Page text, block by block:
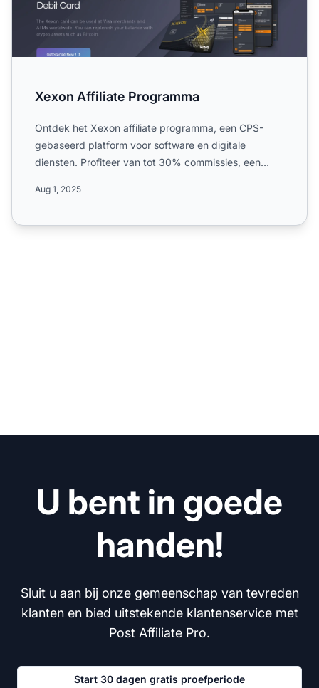
Xexon Affiliate Programma
Ontdek het Xexon affiliate programma, een CPS-
gebaseerd platform voor software en digitale
diensten. Profiteer van tot 30% commissies, een
Aug 1, 2025
U bent in goede
handen!
Sluit u aan bij onze gemeenschap van tevreden
klanten en bied uitstekende klantenservice met
Post Affiliate Pro.
Start 30 dagen gratis proefperiode